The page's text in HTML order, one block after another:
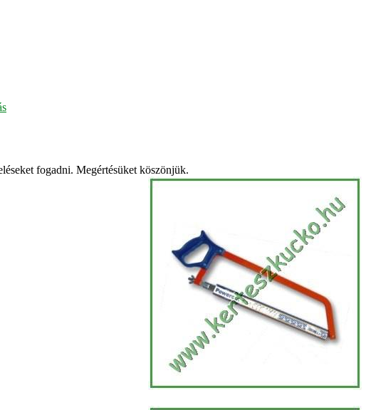
fogadni. Megértésüket köszönjük.